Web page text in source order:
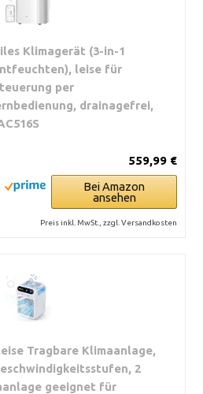
Klimagerät (3-in-1
leise für
per
drainagefrei,
559,99 €
Bei Amazon
ansehen
Preis inkl. MwSt., zzgl. Versandkosten
Tragbare Klimaanlage,
2
geeignet für